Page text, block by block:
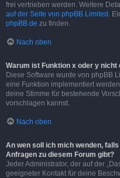
frei vertrieben werden. Weitere
auf der Seite von phpBB Limited .
phpBB.de zu finden.
Nach oben
Warum ist Funktion x oder y nicht
Diese Software wurde von phpBB
eine Funktion implementiert
deine Stimme für bestehende
vorschlagen kannst.
Nach oben
An wen soll ich mich wenden,
Anfragen zu diesem Forum gibt?
Jeder Administrator, der auf der
geeigneter Kontakt für deine